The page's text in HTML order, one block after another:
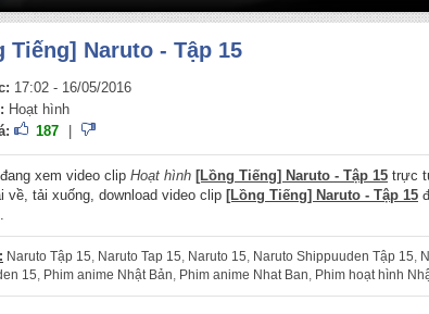
Tiếng] Naruto - Tập 15
17:02 - 16/05/2016
Hoạt hình
187
xem video clip Hoạt hình [Lồng Tiếng] Naruto - Tập 15 trực
về, tải xuống, download video clip [Lồng Tiếng] Naruto - Tập 15
Naruto Tập 15, Naruto Tap 15, Naruto 15, Naruto Shippuuden Tập 15,
15, Phim anime Nhật Bản, Phim anime Nhat Ban, Phim hoạt hình